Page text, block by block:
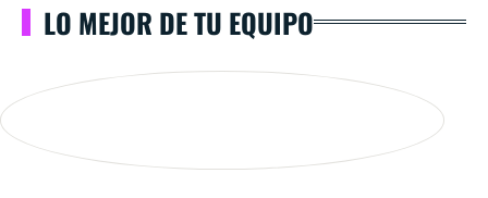
LO MEJOR DE TU EQUIPO